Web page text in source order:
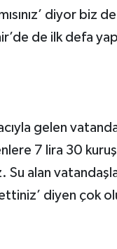
diyor biz
de ilk defa
gelen
7 lira 30
Su alan
ettiniz’ diyen çok